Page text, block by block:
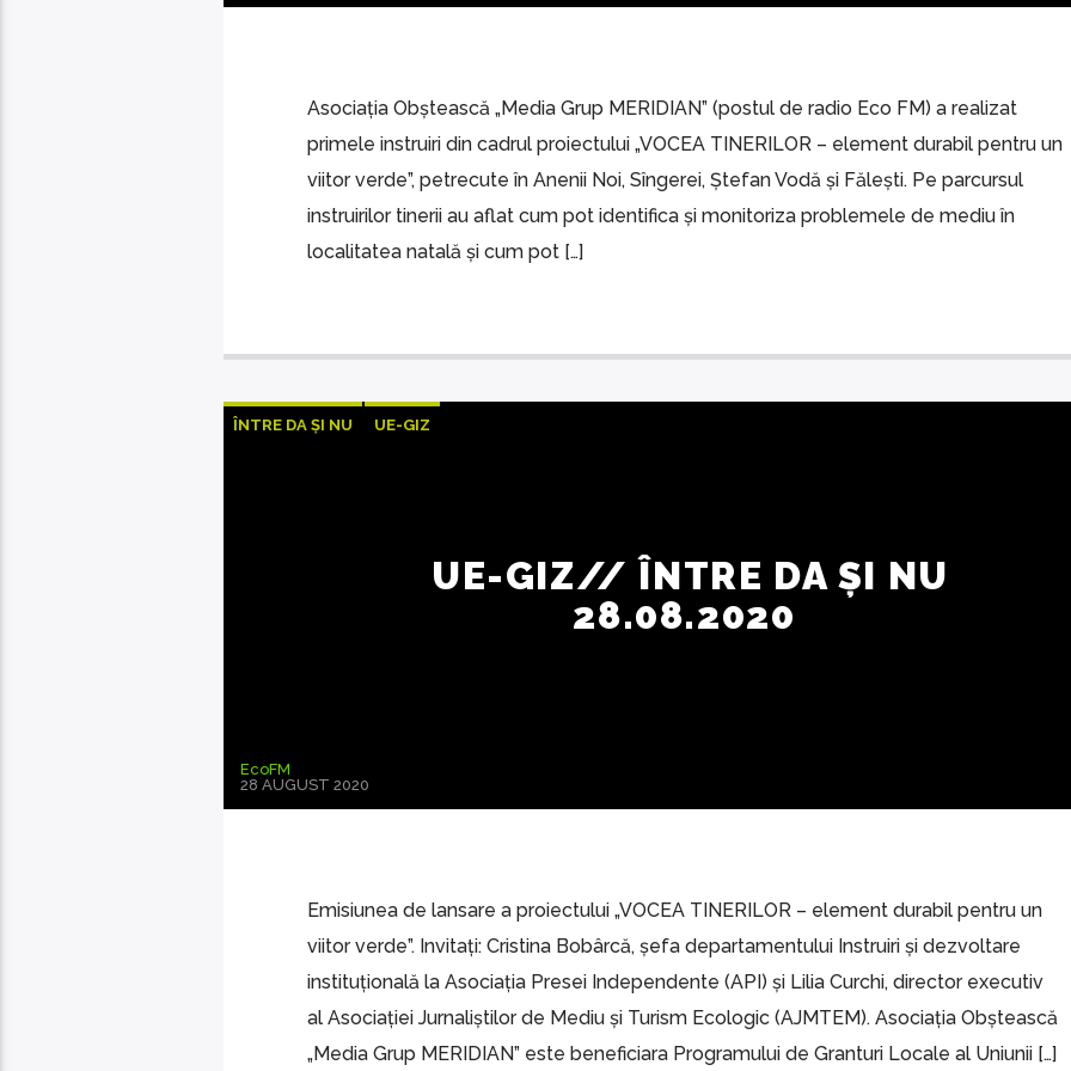
Asociația Obștească „Media Grup MERIDIAN” (postul de radio Eco FM) a realizat
primele instruiri din cadrul proiectului „VOCEA TINERILOR – element durabil pentru un
viitor verde”, petrecute în Anenii Noi, Sîngerei, Ștefan Vodă și Fălești. Pe parcursul
instruirilor tinerii au aflat cum pot identifica și monitoriza problemele de mediu în
localitatea natală și cum pot […]
ÎNTRE DA ȘI NU UE-GIZ
UE-GIZ// ÎNTRE DA ȘI NU
28.08.2020
EcoFM
28 AUGUST 2020
Emisiunea de lansare a proiectului „VOCEA TINERILOR – element durabil pentru un
viitor verde”. Invitați: Cristina Bobârcă, șefa departamentului Instruiri și dezvoltare
instituțională la Asociația Presei Independente (API) și Lilia Curchi, director executiv
al Asociației Jurnaliștilor de Mediu și Turism Ecologic (AJMTEM). Asociația Obștească
„Media Grup MERIDIAN” este beneficiara Programului de Granturi Locale al Uniunii […]